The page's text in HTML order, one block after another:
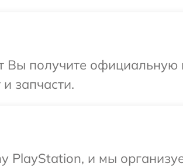
Вы получите официальную
запчасти.
PlayStation, и мы